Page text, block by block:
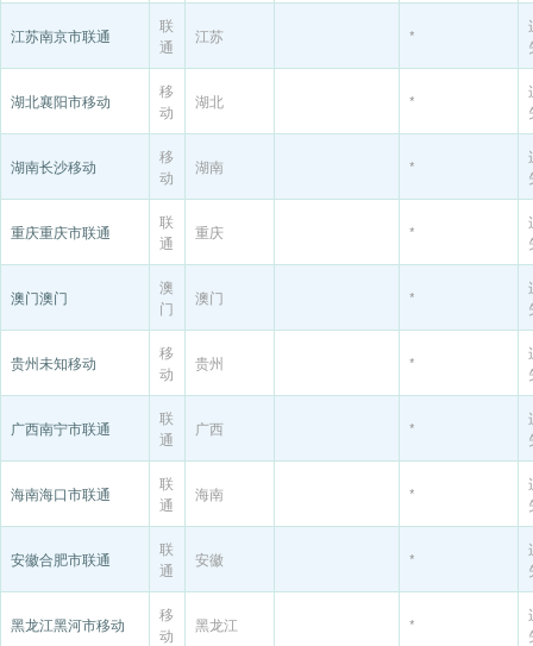
江苏南京市联通
联
通
江苏 *
湖北襄阳市移动
移
动
湖北 *
湖南长沙移动
移
动
湖南 *
重庆重庆市联通
联
通
重庆 *
澳门澳门
澳
门
澳门 *
贵州未知移动
移
动
贵州 *
广西南宁市联通
联
通
广西 *
海南海口市联通
联
通
海南 *
安徽合肥市联通
联
通
安徽 *
黑龙江黑河市移动
移
动
黑龙江 *